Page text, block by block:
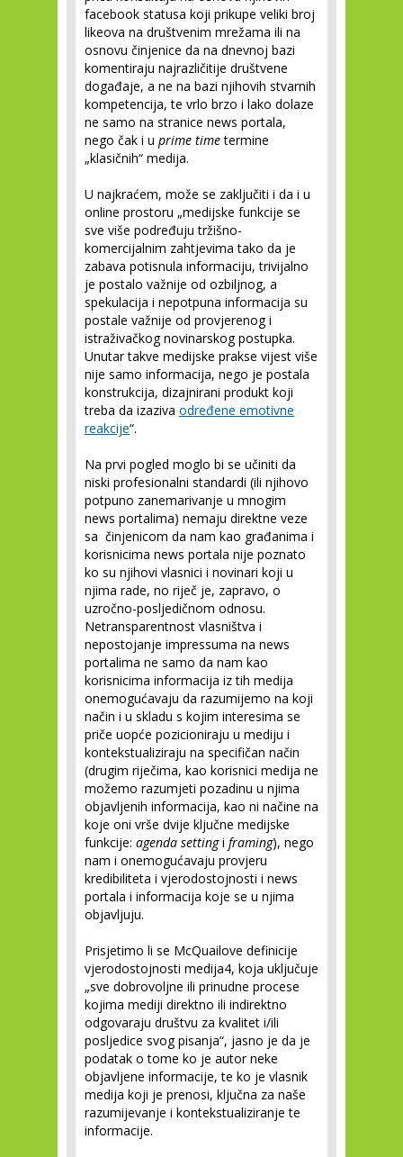
facebook statusa koji prikupe veliki broj
likeova na društvenim mrežama ili na
osnovu činjenice da na dnevnoj bazi
komentiraju najrazličitije društvene
događaje, a ne na bazi njihovih stvarnih
kompetencija, te vrlo brzo i lako dolaze
ne samo na stranice news portala,
nego čak i u prime timetermine
„klasičnih“ medija.
U najkraćem, može se zaključiti i da i u
online prostoru „medijske funkcije se
sve više podređuju tržišno-
komercijalnim zahtjevima tako da je
zabava potisnula informaciju, trivijalno
je postalo važnije od ozbiljnog, a
spekulacija i nepotpuna informacija su
postale važnije od provjerenog i
istraživačkog novinarskog postupka.
Unutar takve medijske prakse vijest više
nije samo informacija, nego je postala
konstrukcija, dizajnirani produkt koji
treba da izaziva određene emotivne
reakcije“.
Na prvi pogled moglo bi se učiniti da
niski profesionalni standardi (ili njihovo
potpuno zanemarivanje u mnogim
news portalima) nemaju direktne veze
sa činjenicom da nam kao građanima i
korisnicima news portala nije poznato
ko su njihovi vlasnici i novinari koji u
njima rade, no riječ je, zapravo, o
uzročno-posljedičnom odnosu.
Netransparentnost vlasništva i
nepostojanje impressuma na news
portalima ne samo da nam kao
korisnicima informacija iz tih medija
onemogućavaju da razumijemo na koji
način i u skladu s kojim interesima se
priče uopće pozicioniraju u mediju i
kontekstualiziraju na specifičan način
(drugim riječima, kao korisnici medija ne
možemo razumjeti pozadinu u njima
objavljenih informacija, kao ni načine na
koje oni vrše dvije ključne medijske
funkcije: agenda settingi framing), nego
nam i onemogućavaju provjeru
kredibiliteta i vjerodostojnosti i news
portala i informacija koje se u njima
objavljuju.
Prisjetimo li se McQuailove definicije
vjerodostojnosti medija4, koja uključuje
„sve dobrovoljne ili prinudne procese
kojima mediji direktno ili indirektno
odgovaraju društvu za kvalitet i/ili
posljedice svog pisanja“, jasno je da je
podatak o tome ko je autor neke
objavljene informacije, te ko je vlasnik
medija koji je prenosi, ključna za naše
razumijevanje i kontekstualiziranje te
informacije.